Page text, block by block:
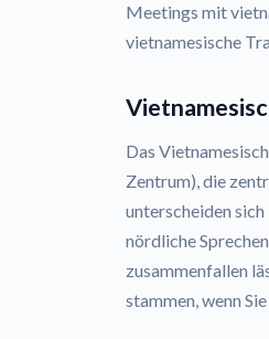
Meetings mit
vietnamesische
Das
Zentrum), die
unterscheiden
nördliche
zusammenfallen
stammen, wenn